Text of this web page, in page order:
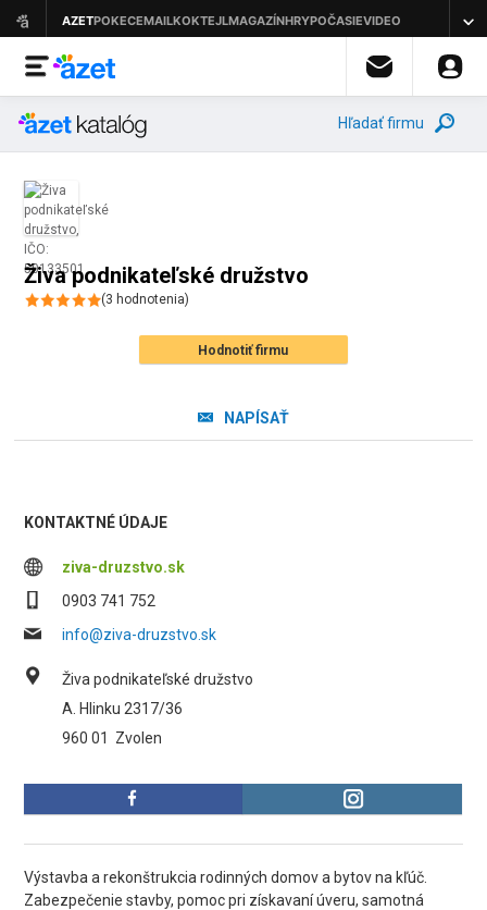
Hľadať firmu
Živa podnikateľské družstvo
(3 hodnotenia)
Hodnotiť firmu
NAPÍSAŤ
KONTAKTNÉ ÚDAJE
ziva-druzstvo.sk
0903 741 752
info@ziva-druzstvo.sk
Živa podnikateľské družstvo
A. Hlinku 2317/36
960 01
Zvolen
Výstavba a rekonštrukcia rodinných domov a bytov na kľúč.
Zabezpečenie stavby, pomoc pri získavaní úveru, samotná